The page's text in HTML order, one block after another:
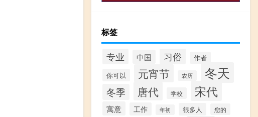
标签
专业 中国 习俗 作者
你可以 元宵节 农历 冬天
冬季 唐代 学校 宋代
寓意 工作 年初 很多人 您的